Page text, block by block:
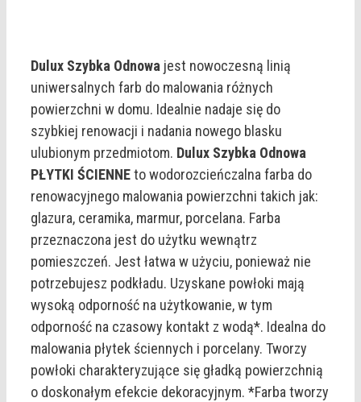
Dulux Szybka Odnowa jest nowoczesną linią
uniwersalnych farb do malowania różnych
powierzchni w domu. Idealnie nadaje się do
szybkiej renowacji i nadania nowego blasku
ulubionym przedmiotom. Dulux Szybka Odnowa
PŁYTKI ŚCIENNEto wodorozcieńczalna farba do
renowacyjnego malowania powierzchni takich jak:
glazura, ceramika, marmur, porcelana. Farba
przeznaczona jest do użytku wewnątrz
pomieszczeń. Jest łatwa w użyciu, ponieważ nie
potrzebujesz podkładu. Uzyskane powłoki mają
wysoką odporność na użytkowanie, w tym
odporność na czasowy kontakt z wodą*. Idealna do
malowania płytek ściennych i porcelany. Tworzy
powłoki charakteryzujące się gładką powierzchnią
o doskonałym efekcie dekoracyjnym. *Farba tworzy